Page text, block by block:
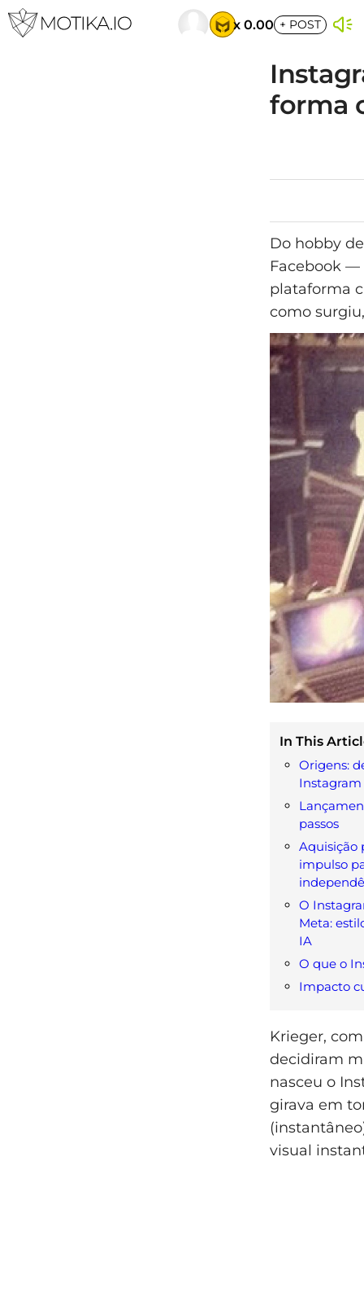
x 0.00 + POST
forma
Do hobby
Facebook —
plataforma
como
In This
Origens:
Instagram
passos
Aquisição
impulso
O
Meta:
IA
O que o
Impacto
Krieger,
decidiram
nasceu o
girava em
visual